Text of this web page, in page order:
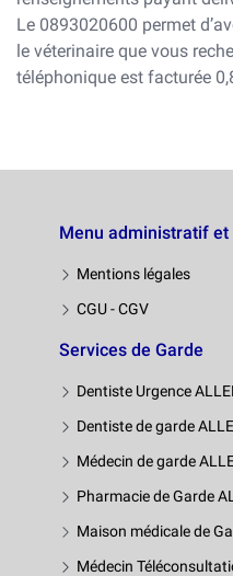
Le 0893020600 permet
le véterinaire que vous
téléphonique est facturée
Menu administratif et
Mentions légales
CGU - CGV
Services de Garde
Dentiste Urgence
Dentiste de garde
Médecin de garde
Pharmacie de Garde
Maison médicale de
Médecin